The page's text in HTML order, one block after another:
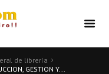
de librería
GESTION Y...